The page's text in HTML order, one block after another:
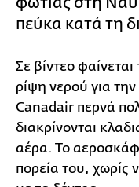
πεύκα κατά τη
Σε βίντεο
ρίψη νερού για
Canadair περνά
διακρίνονται
αέρα. Το
πορεία του, χωρίς